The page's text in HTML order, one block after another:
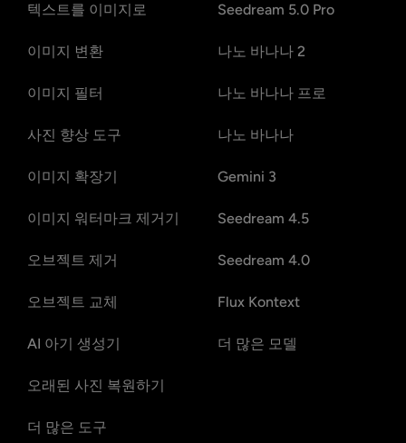
텍스트를 이미지로
이미지 변환
이미지 필터
사진 향상 도구
이미지 확장기
이미지 워터마크 제거기
오브젝트 제거
오브젝트 교체
AI 아기 생성기
오래된 사진 복원하기
더 많은 도구
Seedream 5.0 Pro
나노 바나나 2
나노 바나나 프로
나노 바나나
Gemini 3
Seedream 4.5
Seedream 4.0
Flux Kontext
더 많은 모델